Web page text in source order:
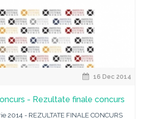
16 Dec 2014
- Rezultate finale concurs
2014 - REZULTATE FINALE CONCURS